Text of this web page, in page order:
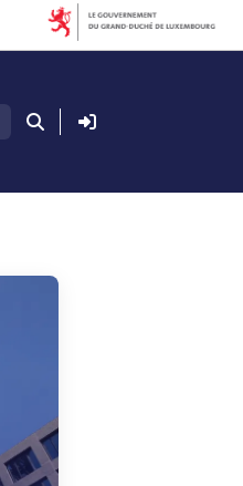
Connexion